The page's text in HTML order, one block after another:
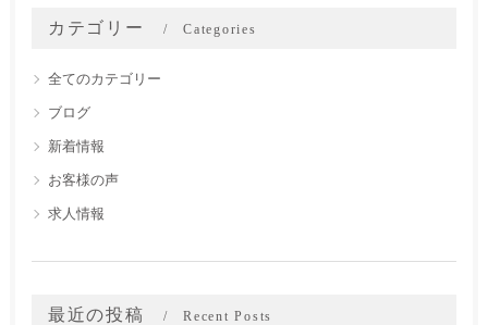
カテゴリー Categories
全てのカテゴリー
ブログ
新着情報
お客様の声
求人情報
最近の投稿 Recent Posts